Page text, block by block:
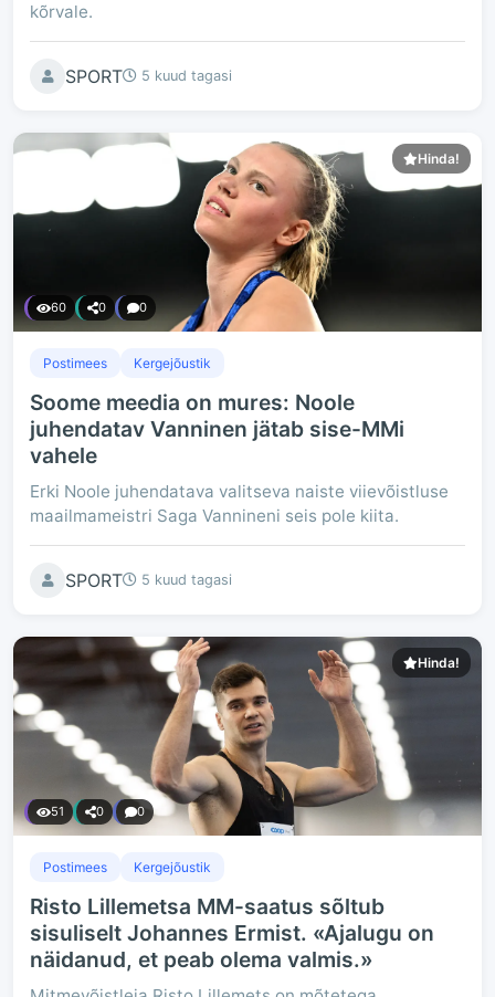
kõrvale.
SPORT 5 kuud tagasi
Hinda!
60 0 0
Postimees Kergejõustik
Soome meedia on mures: Noole
juhendatav Vanninen jätab sise-MMi
vahele
Erki Noole juhendatava valitseva naiste viievõistluse
maailmameistri Saga Vannineni seis pole kiita.
SPORT 5 kuud tagasi
Hinda!
51 0 0
Postimees Kergejõustik
Risto Lillemetsa MM-saatus sõltub
sisuliselt Johannes Ermist. «Ajalugu on
näidanud, et peab olema valmis.»